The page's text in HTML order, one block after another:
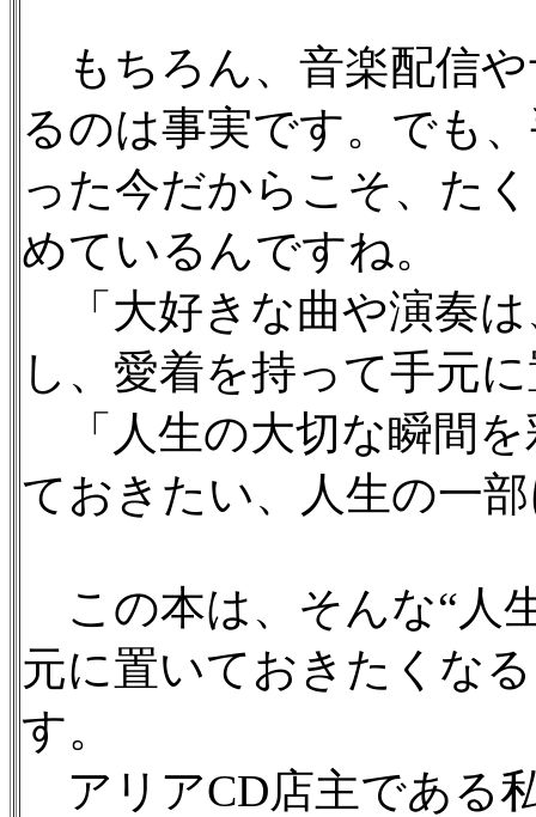
もちろん、音楽配信
るのは事実です。でも
った今だからこそ、た
めているんですね。
「大好きな曲や演奏は
し、愛着を持って手元
「人生の大切な瞬間を
ておきたい、人生の一
この本は、そんな“人
元に置いておきたくな
す。
アリアCD店主である